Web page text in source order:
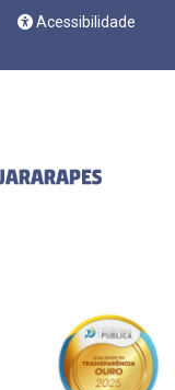
Acessibilidade